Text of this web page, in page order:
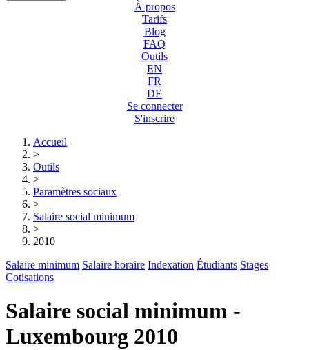
À propos
Tarifs
Blog
FAQ
Outils
EN
FR
DE
Se connecter
S'inscrire
Accueil
>
Outils
>
Paramètres sociaux
>
Salaire social minimum
>
2010
Salaire minimum Salaire horaire Indexation Étudiants Stages
Cotisations
Salaire social minimum -
Luxembourg 2010